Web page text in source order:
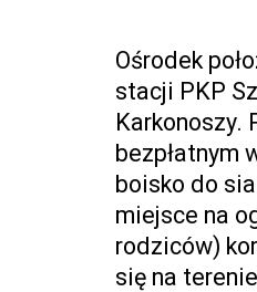
Ośrodek
stacji PKP
Karkonoszy.
bezpłatnym
boisko do
miejsce na
rodziców)
się na